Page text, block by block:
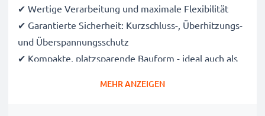
✔ Wertige Verarbeitung und maximale Flexibilität
✔ Garantierte Sicherheit: Kurzschluss-, Überhitzungs-
und Überspannungsschutz
✔ Kompakte, platzsparende Bauform - ideal auch als
MEHR ANZEIGEN